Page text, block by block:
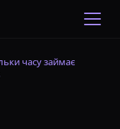
часу займає